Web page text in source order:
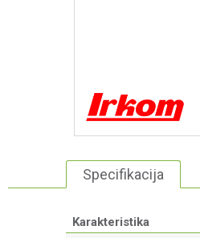
Specifikacija
Karakteristika